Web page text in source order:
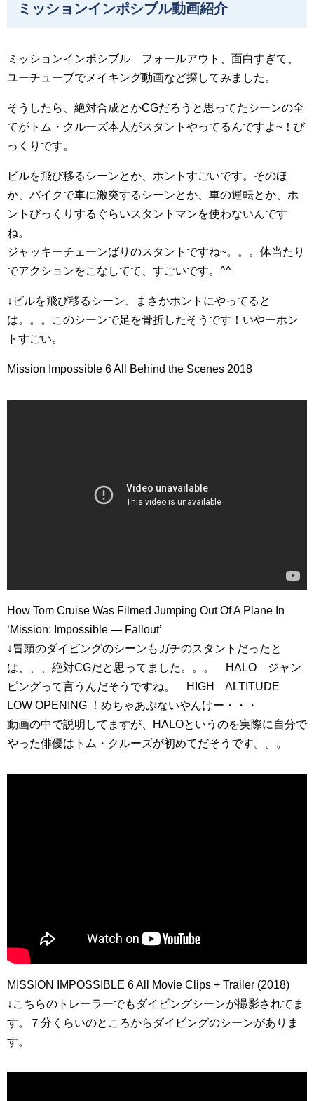
ミッションインポシブル動画紹介
ミッションインポシブル フォールアウト、面白すぎて、
ユーチューブでメイキング動画など探してみました。
そうしたら、絶対合成とかCGだろうと思ってたシーンの全
てがトム・クルーズ本人がスタントやってるんですよ~！び
っくりです。
ビルを飛び移るシーンとか、ホントすごいです。そのほ
か、バイクで車に激突するシーンとか、車の運転とか、ホ
ントびっくりするぐらいスタントマンを使わないんです
ね。
ジャッキーチェーンばりのスタントですね~。。。体当たり
でアクションをこなしてて、すごいです。^^
↓ビルを飛び移るシーン、まさかホントにやってると
は。。。このシーンで足を骨折したそうです！いやーホン
トすごい。
Mission Impossible 6 All Behind the Scenes 2018
How Tom Cruise Was Filmed Jumping Out Of A Plane In
‘Mission: Impossible — Fallout’
↓冒頭のダイビングのシーンもガチのスタントだったと
は、、、絶対CGだと思ってました。。。 HALO ジャン
ピングって言うんだそうですね。 HIGH ALTITUDE
LOW OPENING ！めちゃあぶないやんけー・・・
動画の中で説明してますが、HALOというのを実際に自分で
やった俳優はトム・クルーズが初めてだそうです。。。
MISSION IMPOSSIBLE 6 All Movie Clips + Trailer (2018)
↓こちらのトレーラーでもダイビングシーンが撮影されてま
す。７分くらいのところからダイビングのシーンがありま
す。